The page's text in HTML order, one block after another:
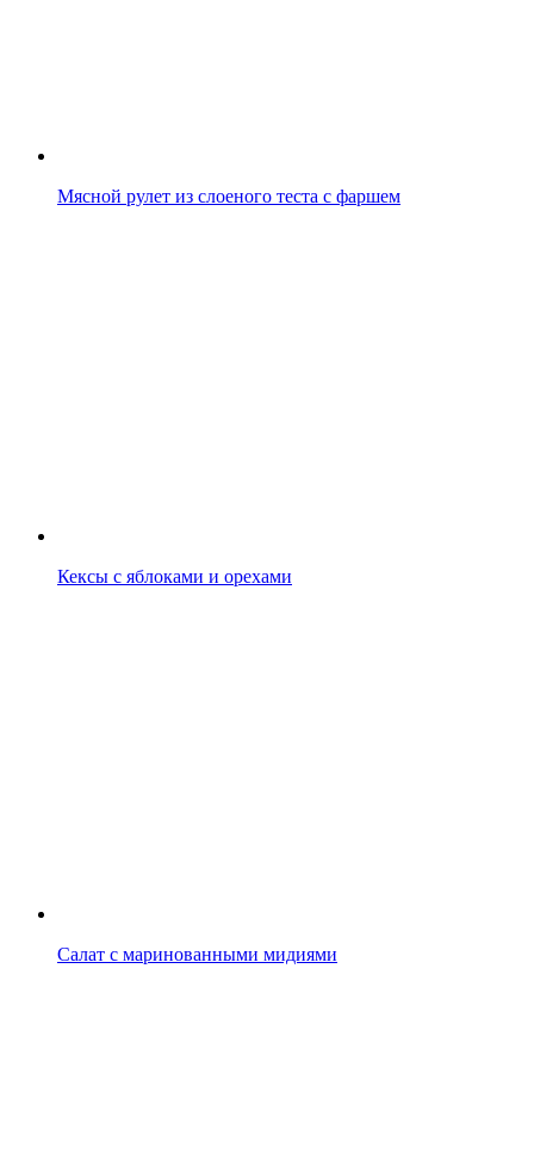
Мясной рулет из слоеного теста с фаршем
Кексы с яблоками и орехами
Салат с маринованными мидиями